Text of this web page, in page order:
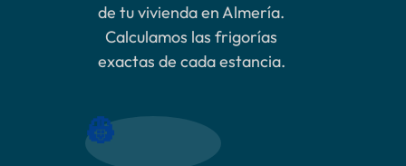
de tu vivienda en Almería.
Calculamos las frigorías
exactas de cada estancia.
👷